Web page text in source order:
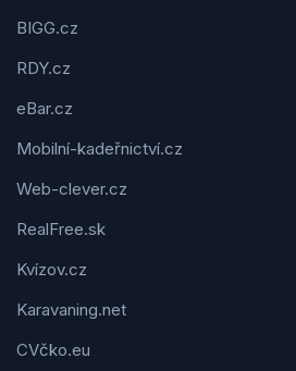
BIGG.cz
RDY.cz
eBar.cz
Mobilní-kadeřnictví.cz
Web-clever.cz
RealFree.sk
Kvízov.cz
Karavaning.net
CVčko.eu